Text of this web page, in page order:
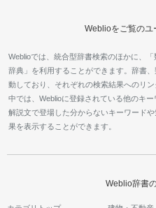
Weblioをご覧のユ
Weblioでは、統合型辞書検索のほかに、
辞典」を利用することができます。辞書
動しており、それぞれの検索結果へのリ
中では、Weblioに登録されている他のキ
解説文で登場した分からないキーワード
果を表示することができます。
Weblio辞書